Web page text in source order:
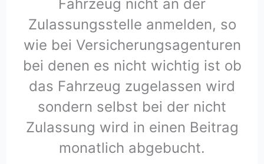
Fahrzeug nicht an der
Zulassungsstelle anmelden, so
wie bei Versicherungsagenturen
bei denen es nicht wichtig ist ob
das Fahrzeug zugelassen wird
sondern selbst bei der nicht
Zulassung wird in einen Beitrag
monatlich abgebucht.